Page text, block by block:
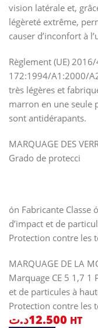
vision latérale et,
légèreté extrême,
causer d’inconfort à
Règlement (UE)
172:1994/A1:2000/
très légères et
marron en une seule
sont antidérapants.
MARQUAGE DES
Grado de protecci
ón Fabricante Classe
d’impact et de
Protection contre les
MARQUAGE DE LA
Marquage CE 5 1,7 1
et de particules à
Protection contre les
12.500د.ت HT